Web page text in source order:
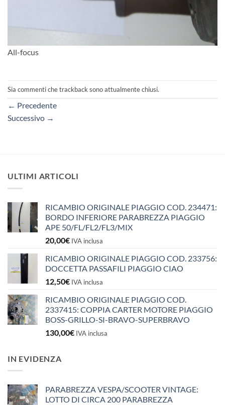
All-focus
Sia commenti che trackback sono attualmente chiusi.
← Precedente
Successivo →
ULTIMI ARTICOLI
RICAMBIO ORIGINALE PIAGGIO COD. 234471:
BORDO INFERIORE PARABREZZA PIAGGIO
APE 50/FL/FL2/FL3/MIX
20,00€ IVA inclusa
RICAMBIO ORIGINALE PIAGGIO COD. 233756:
DOCCETTA PASSAFILI PIAGGIO CIAO
12,50€ IVA inclusa
RICAMBIO ORIGINALE PIAGGIO COD.
2337415: COPPIA CARTER MOTORE PIAGGIO
BOSS-GRILLO-SI-BRAVO-SUPERBRAVO
130,00€ IVA inclusa
IN EVIDENZA
PARABREZZA VESPA/SCOOTER VINTAGE:
LOTTO DI CIRCA 200 PARABREZZA